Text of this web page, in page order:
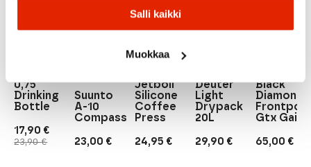
Salli kaikki
Muokkaa
23,90€
Original
17,90 €
Current
0,75
Drinking
Bottle
ORANGE
23,00 €
Suunto
A-10
Compass
24,95 €
Jetboil
Silicone
Coffee
Press
29,90 €
Deuter
Light
Drypack
20L
65,00 €
Black
Diamond
Gtx